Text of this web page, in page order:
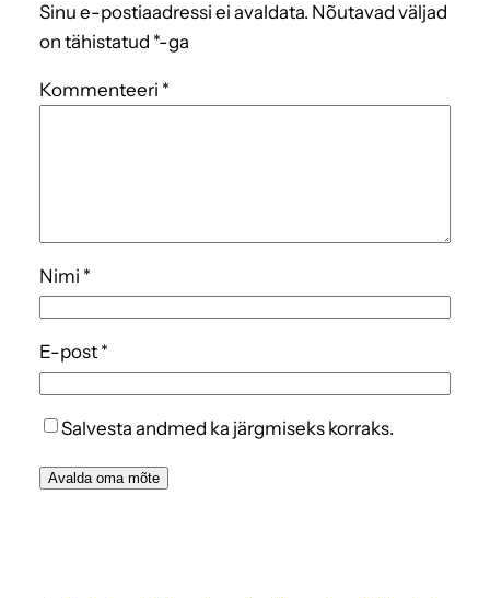
Sinu e-postiaadressi ei avaldata. Nõutavad väljad
on tähistatud *-ga
Kommenteeri *
Nimi *
E-post *
Salvesta andmed ka järgmiseks korraks.